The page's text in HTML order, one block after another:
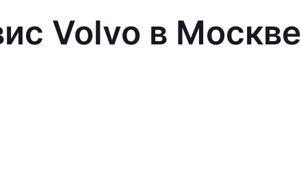
Volvo в Москве